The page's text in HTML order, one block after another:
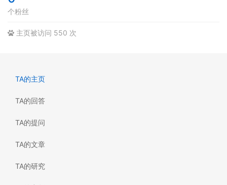
个粉丝
主页被访问 550 次
TA的主页
TA的回答
TA的提问
TA的文章
TA的研究